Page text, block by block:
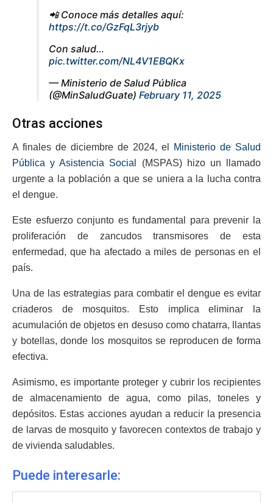
📲 Conoce más detalles aquí:
https://t.co/GzFqL3rjyb
Con salud…
pic.twitter.com/NL4V1EBQKx
— Ministerio de Salud Pública
(@MinSaludGuate) February 11, 2025
Otras acciones
A finales de diciembre de 2024, el
Ministerio de Salud
Pública y Asistencia Social
(MSPAS) hizo un llamado
urgente a la población a que se uniera a la lucha contra
el dengue.
Este esfuerzo conjunto es fundamental para prevenir la
proliferación de zancudos transmisores de esta
enfermedad, que ha afectado a miles de personas en el
país.
Una de las estrategias para combatir el dengue es evitar
criaderos de mosquitos. Esto implica eliminar la
acumulación de objetos en desuso como chatarra, llantas
y botellas, donde los mosquitos se reproducen de forma
efectiva.
Asimismo, es importante proteger y cubrir los recipientes
de almacenamiento de agua, como pilas, toneles y
depósitos. Estas acciones ayudan a reducir la presencia
de larvas de mosquito y favorecen contextos de trabajo y
de vivienda saludables.
Puede interesarle: